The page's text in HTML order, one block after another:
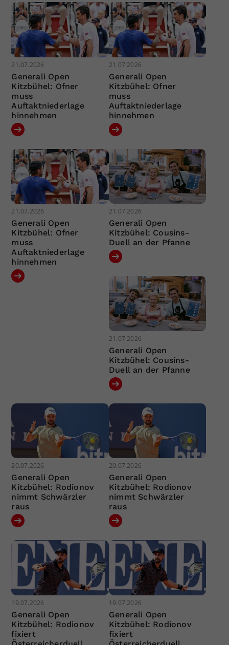
21.07.2026
Generali Open
Kitzbühel: Ofner
muss
Auftaktniederlage
hinnehmen
21.07.2026
Generali Open
Kitzbühel: Ofner
muss
Auftaktniederlage
hinnehmen
21.07.2026
Generali Open
Kitzbühel: Ofner
muss
Auftaktniederlage
hinnehmen
21.07.2026
Generali Open
Kitzbühel: Cousins-
Duell an der Pfanne
21.07.2026
Generali Open
Kitzbühel: Cousins-
Duell an der Pfanne
20.07.2026
Generali Open
Kitzbühel: Rodionov
nimmt Schwärzler
raus
20.07.2026
Generali Open
Kitzbühel: Rodionov
nimmt Schwärzler
raus
19.07.2026
Generali Open
Kitzbühel: Rodionov
fixiert
19.07.2026
Generali Open
Kitzbühel: Rodionov
fixiert